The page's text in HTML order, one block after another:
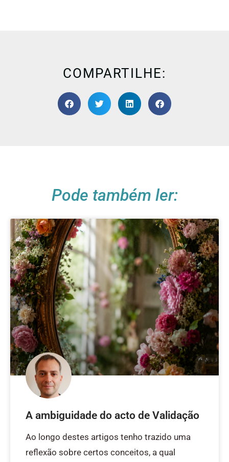
COMPARTILHE:
Pode também ler:
A ambiguidade do acto de Validação
Ao longo destes artigos tenho trazido uma
reflexão sobre certos conceitos, a qual